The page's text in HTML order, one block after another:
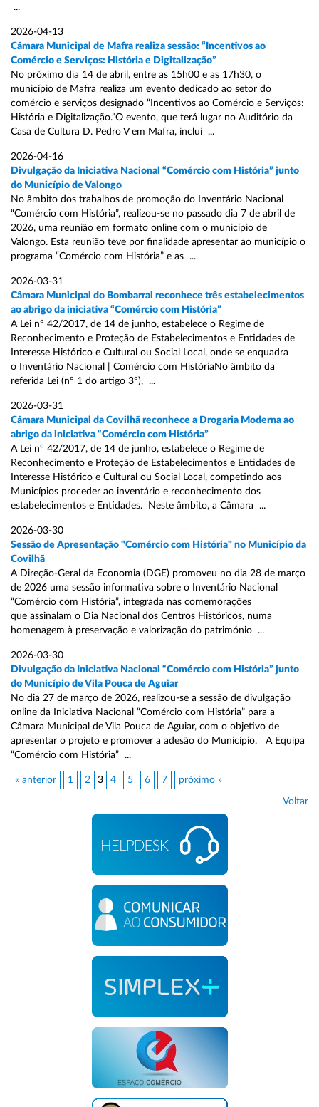
...
2026-04-13
Câmara Municipal de Mafra realiza sessão: “Incentivos ao
Comércio e Serviços: História e Digitalização”
No próximo dia 14 de abril, entre as 15h00 e as 17h30, o
município de Mafra realiza um evento dedicado ao setor do
comércio e serviços designado “Incentivos ao Comércio e Serviços:
História e Digitalização.”O evento, que terá lugar no Auditório da
Casa de Cultura D. Pedro V em Mafra, inclui ...
2026-04-16
Divulgação da Iniciativa Nacional “Comércio com História” junto
do Município de Valongo
No âmbito dos trabalhos de promoção do Inventário Nacional
“Comércio com História”, realizou-se no passado dia 7 de abril de
2026, uma reunião em formato online com o município de
Valongo. Esta reunião teve por finalidade apresentar ao município o
programa “Comércio com História” e as ...
2026-03-31
Câmara Municipal do Bombarral reconhece três estabelecimentos
ao abrigo da iniciativa “Comércio com História”
A Lei nº 42/2017, de 14 de junho, estabelece o Regime de
Reconhecimento e Proteção de Estabelecimentos e Entidades de
Interesse Histórico e Cultural ou Social Local, onde se enquadra
o Inventário Nacional | Comércio com HistóriaNo âmbito da
referida Lei (nº 1 do artigo 3º), ...
2026-03-31
Câmara Municipal da Covilhã reconhece a Drogaria Moderna ao
abrigo da iniciativa “Comércio com História”
A Lei nº 42/2017, de 14 de junho, estabelece o Regime de
Reconhecimento e Proteção de Estabelecimentos e Entidades de
Interesse Histórico e Cultural ou Social Local, competindo aos
Municípios proceder ao inventário e reconhecimento dos
estabelecimentos e Entidades. Neste âmbito, a Câmara ...
2026-03-30
Sessão de Apresentação "Comércio com História" no Município da
Covilhã
A Direção-Geral da Economia (DGE) promoveu no dia 28 de março
de 2026 uma sessão informativa sobre o Inventário Nacional
“Comércio com História”, integrada nas comemorações
que assinalam o Dia Nacional dos Centros Históricos, numa
homenagem à preservação e valorização do património ...
2026-03-30
Divulgação da Iniciativa Nacional “Comércio com História” junto
do Município de Vila Pouca de Aguiar
No dia 27 de março de 2026, realizou-se a sessão de divulgação
online da Iniciativa Nacional “Comércio com História” para a
Câmara Municipal de Vila Pouca de Aguiar, com o objetivo de
apresentar o projeto e promover a adesão do Município. A Equipa
“Comércio com História” ...
« anterior 1 2 3 4 5 6 7 próximo »
Voltar